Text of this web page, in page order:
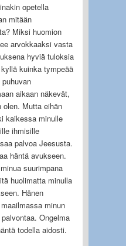
opetella
mitään
Miksi huomion
arvokkaaksi vasta
hyviä tuloksia
kuinka tympeää
aikaan näkevät,
olen. Mutta eihän
kaikessa minulle
ihmisille
palvoa Jeesusta.
häntä avukseen.
suurimpana
huolimatta minulla
Hänen
minun
Ongelma
todella aidosti.